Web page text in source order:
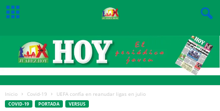
Inicio Covid-19 UEFA confía en reanudar ligas en julio
COVID-19 PORTADA VERSUS